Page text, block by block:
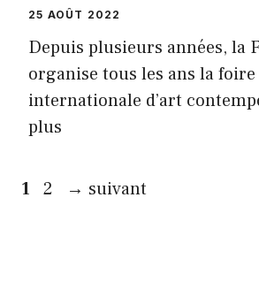
25 AOÛT 2022
Depuis plusieurs années, la
organise tous les ans la foire
internationale d’art
plus
Page
1 Page
2 → suivant